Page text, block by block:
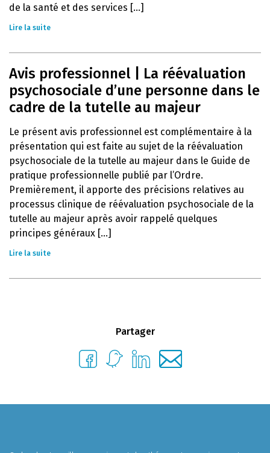
de la santé et des services [...]
Lire la suite
Avis professionnel | La réévaluation
psychosociale d’une personne dans le
cadre de la tutelle au majeur
Le présent avis professionnel est complémentaire à la
présentation qui est faite au sujet de la réévaluation
psychosociale de la tutelle au majeur dans le Guide de
pratique professionnelle publié par l’Ordre.
Premièrement, il apporte des précisions relatives au
processus clinique de réévaluation psychosociale de la
tutelle au majeur après avoir rappelé quelques
principes généraux [...]
Lire la suite
Partager